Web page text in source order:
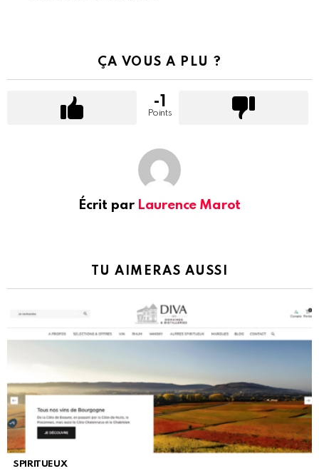
ÇA VOUS A PLU ?
-1
Points
Écrit par Laurence Marot
TU AIMERAS AUSSI
SPIRITUEUX